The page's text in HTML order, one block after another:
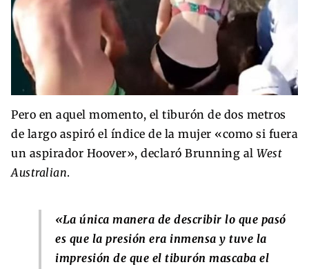
Pero en aquel momento, el tiburón de dos metros
de largo aspiró el índice de la mujer «como si fuera
un aspirador Hoover», declaró Brunning al West
Australian.
«La única manera de describir lo que pasó
es que la presión era inmensa y tuve la
impresión de que el tiburón mascaba el